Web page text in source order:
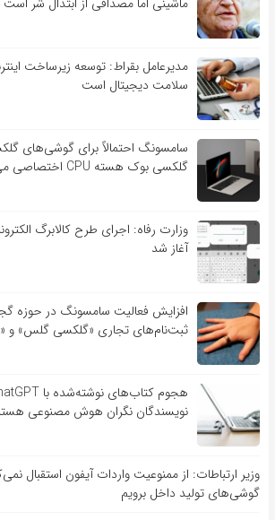
ماشینی اما مصداقی از ابتذال شر است
مدیرعامل بقراط: توسعه زیرساخت
سلامت دیجیتال است
سامسونگ احتمالاً برای گوشی‌های
گلکسی بوک هسته CPU اختصاصی می‌سازد
وزارت رفاه: اجرای طرح کالابرگ
آغاز شد
افزایش فعالیت سامسونگ در حوزه
ثبت‌نام‌های تجاری «گلکسی گلس» و
نویسندگان نگران هوش مصنوعی
وزیر ارتباطات: از ممنوعیت واردات آیفون استقبال
گوشی‌های تولید داخل برویم